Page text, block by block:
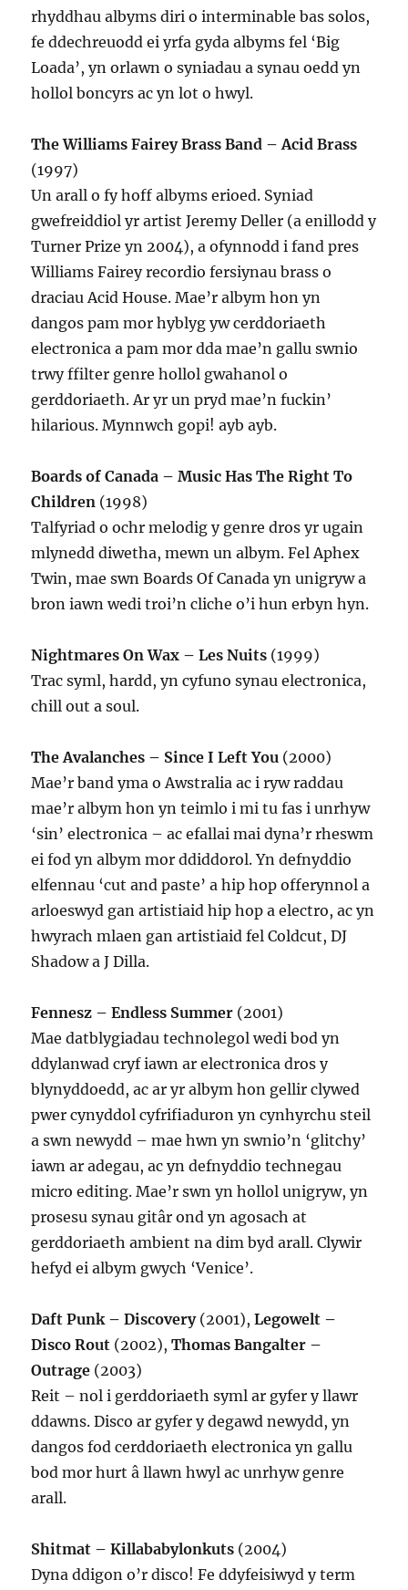
rhyddhau albyms diri o interminable bas solos,
fe ddechreuodd ei yrfa gyda albyms fel ‘Big
Loada’, yn orlawn o syniadau a synau oedd yn
hollol boncyrs ac yn lot o hwyl.
The Williams Fairey Brass Band – Acid Brass
(1997)
Un arall o fy hoff albyms erioed. Syniad
gwefreiddiol yr artist Jeremy Deller (a enillodd y
Turner Prize yn 2004), a ofynnodd i fand pres
Williams Fairey recordio fersiynau brass o
draciau Acid House. Mae’r albym hon yn
dangos pam mor hyblyg yw cerddoriaeth
electronica a pam mor dda mae’n gallu swnio
trwy ffilter genre hollol gwahanol o
gerddoriaeth. Ar yr un pryd mae’n fuckin’
hilarious. Mynnwch gopi! ayb ayb.
Boards of Canada – Music Has The Right To
Children (1998)
Talfyriad o ochr melodig y genre dros yr ugain
mlynedd diwetha, mewn un albym. Fel Aphex
Twin, mae swn Boards Of Canada yn unigryw a
bron iawn wedi troi’n cliche o’i hun erbyn hyn.
Nightmares On Wax – Les Nuits (1999)
Trac syml, hardd, yn cyfuno synau electronica,
chill out a soul.
The Avalanches – Since I Left You (2000)
Mae’r band yma o Awstralia ac i ryw raddau
mae’r albym hon yn teimlo i mi tu fas i unrhyw
‘sin’ electronica – ac efallai mai dyna’r rheswm
ei fod yn albym mor ddiddorol. Yn defnyddio
elfennau ‘cut and paste’ a hip hop offerynnol a
arloeswyd gan artistiaid hip hop a electro, ac yn
hwyrach mlaen gan artistiaid fel Coldcut, DJ
Shadow a J Dilla.
Fennesz – Endless Summer (2001)
Mae datblygiadau technolegol wedi bod yn
ddylanwad cryf iawn ar electronica dros y
blynyddoedd, ac ar yr albym hon gellir clywed
pwer cynyddol cyfrifiaduron yn cynhyrchu steil
a swn newydd – mae hwn yn swnio’n ‘glitchy’
iawn ar adegau, ac yn defnyddio technegau
micro editing. Mae’r swn yn hollol unigryw, yn
prosesu synau gitâr ond yn agosach at
gerddoriaeth ambient na dim byd arall. Clywir
hefyd ei albym gwych ‘Venice’.
Daft Punk – Discovery(2001),Legowelt –
Disco Rout (2002),Thomas Bangalter –
Outrage (2003)
Reit – nol i gerddoriaeth syml ar gyfer y llawr
ddawns. Disco ar gyfer y degawd newydd, yn
dangos fod cerddoriaeth electronica yn gallu
bod mor hurt â llawn hwyl ac unrhyw genre
arall.
Shitmat – Killababylonkuts (2004)
Dyna ddigon o’r disco! Fe ddyfeisiwyd y term